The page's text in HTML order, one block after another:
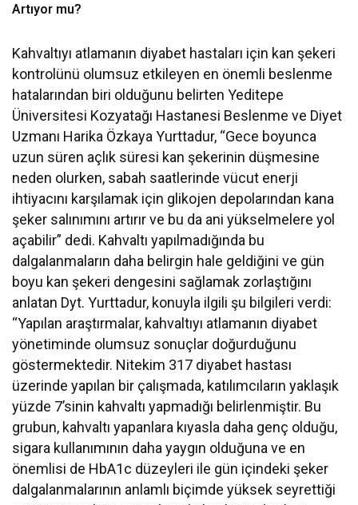
Artıyor mu?
Kahvaltıyı atlamanın diyabet hastaları için kan şekeri
kontrolünü olumsuz etkileyen en önemli beslenme
hatalarından biri olduğunu belirten Yeditepe
Üniversitesi Kozyatağı Hastanesi Beslenme ve Diyet
Uzmanı Harika Özkaya Yurttadur, “Gece boyunca
uzun süren açlık süresi kan şekerinin düşmesine
neden olurken, sabah saatlerinde vücut enerji
ihtiyacını karşılamak için glikojen depolarından kana
şeker salınımını artırır ve bu da ani yükselmelere yol
açabilir” dedi. Kahvaltı yapılmadığında bu
dalgalanmaların daha belirgin hale geldiğini ve gün
boyu kan şekeri dengesini sağlamak zorlaştığını
anlatan Dyt. Yurttadur, konuyla ilgili şu bilgileri verdi:
“Yapılan araştırmalar, kahvaltıyı atlamanın diyabet
yönetiminde olumsuz sonuçlar doğurduğunu
göstermektedir. Nitekim 317 diyabet hastası
üzerinde yapılan bir çalışmada, katılımcıların yaklaşık
yüzde 7’sinin kahvaltı yapmadığı belirlenmiştir. Bu
grubun, kahvaltı yapanlara kıyasla daha genç olduğu,
sigara kullanımının daha yaygın olduğuna ve en
önemlisi de HbA1c düzeyleri ile gün içindeki şeker
dalgalanmalarının anlamlı biçimde yüksek seyrettiği